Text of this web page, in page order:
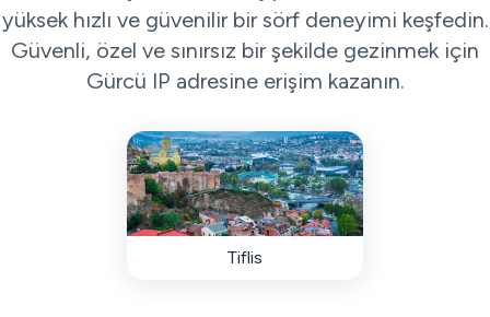
yüksek hızlı ve güvenilir bir sörf deneyimi keşfedin.
Güvenli, özel ve sınırsız bir şekilde gezinmek için
Gürcü IP adresine erişim kazanın.
Tiflis